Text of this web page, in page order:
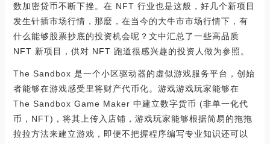
数加密贷币不断下挫。在 NFT 行业也是这般，好几个新项目
发生针插市场行情，那麼，在当今的大牛市市场行情下，有
什么能够股票抄底的投资机会呢？文中汇总了一些高品质
NFT 新项目，供对 NFT 跑道很感兴趣的投资人做为参照。
The Sandbox 是一个小区驱动器的虚似游戏服务平台，创始
者能够在游戏感受里将财产代币化。游戏游戏玩家能够在
The Sandbox Game Maker 中建立数字货币 (非单一化代
币，NFT)，将其上传入店铺，游戏玩家能够根据简易的拖拖
拉拉方法来建立游戏，即便不把握程序编写专业知识还可以